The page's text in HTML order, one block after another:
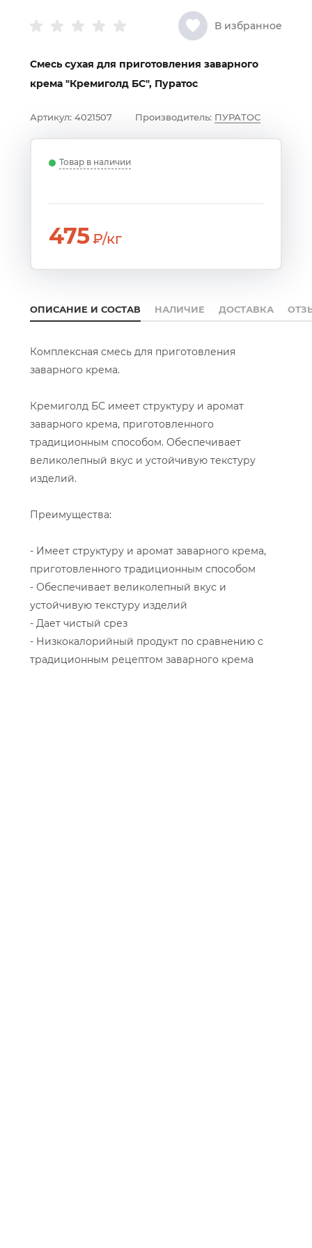
В избранное
Смесь сухая для приготовления заварного
крема "Кремиголд БС", Пуратос
Артикул: 4021507 Производитель: ПУРАТОС
Товар в наличии
475₽/кг
ОПИСАНИЕ И СОСТАВ НАЛИЧИЕ ДОСТАВКА
Комплексная смесь для приготовления
заварного крема.
Кремиголд БС имеет структуру и аромат
заварного крема, приготовленного
традиционным способом. Обеспечивает
великолепный вкус и устойчивую текстуру
изделий.
Преимущества:
- Имеет структуру и аромат заварного крема,
приготовленного традиционным способом
- Обеспечивает великолепный вкус и
устойчивую текстуру изделий
- Дает чистый срез
- Низкокалорийный продукт по сравнению с
традиционным рецептом заварного крема